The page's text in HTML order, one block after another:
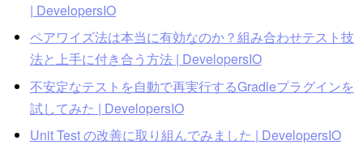
| DevelopersIO
ペアワイズ法は本当に有効なのか？組み合わせテスト技
法と上手に付き合う方法 | DevelopersIO
不安定なテストを自動で再実行するGradleプラグインを
試してみた | DevelopersIO
Unit Test の改善に取り組んでみました | DevelopersIO